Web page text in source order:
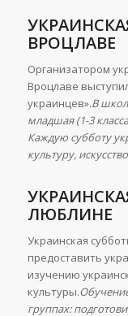
ВРОЦЛАВЕ
Организатором
Вроцлаве
украинцев».В
младшая (1-3
Каждую субботу
культуру,
ЛЮБЛИНЕ
Украинская
предоставить
изучению
культуры.
группах: